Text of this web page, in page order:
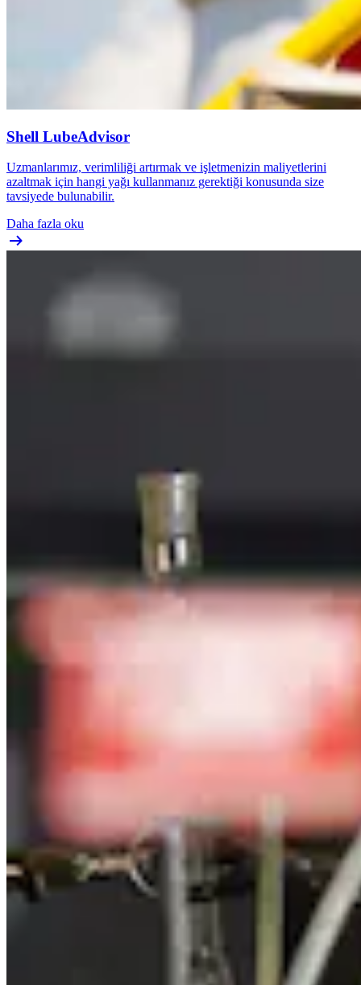
Shell LubeAdvisor
Uzmanlarımız, verimliliği artırmak ve işletmenizin maliyetlerini
azaltmak için hangi yağı kullanmanız gerektiği konusunda size
tavsiyede bulunabilir.
Daha fazla oku